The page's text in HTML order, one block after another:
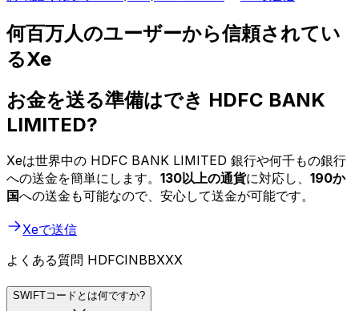
何百万人のユーザーから信頼されてい
るXe
お金を送る準備はでき HDFC BANK
LIMITED?
Xeは世界中の HDFC BANK LIMITED 銀行や何千もの銀行
への送金を簡単にします。 130以上の通貨に対応し、 190か
国への送金も可能なので、安心して送金が可能です。
Xeで送信
よくある質問 HDFCINBBXXX
SWIFTコードとは何ですか?